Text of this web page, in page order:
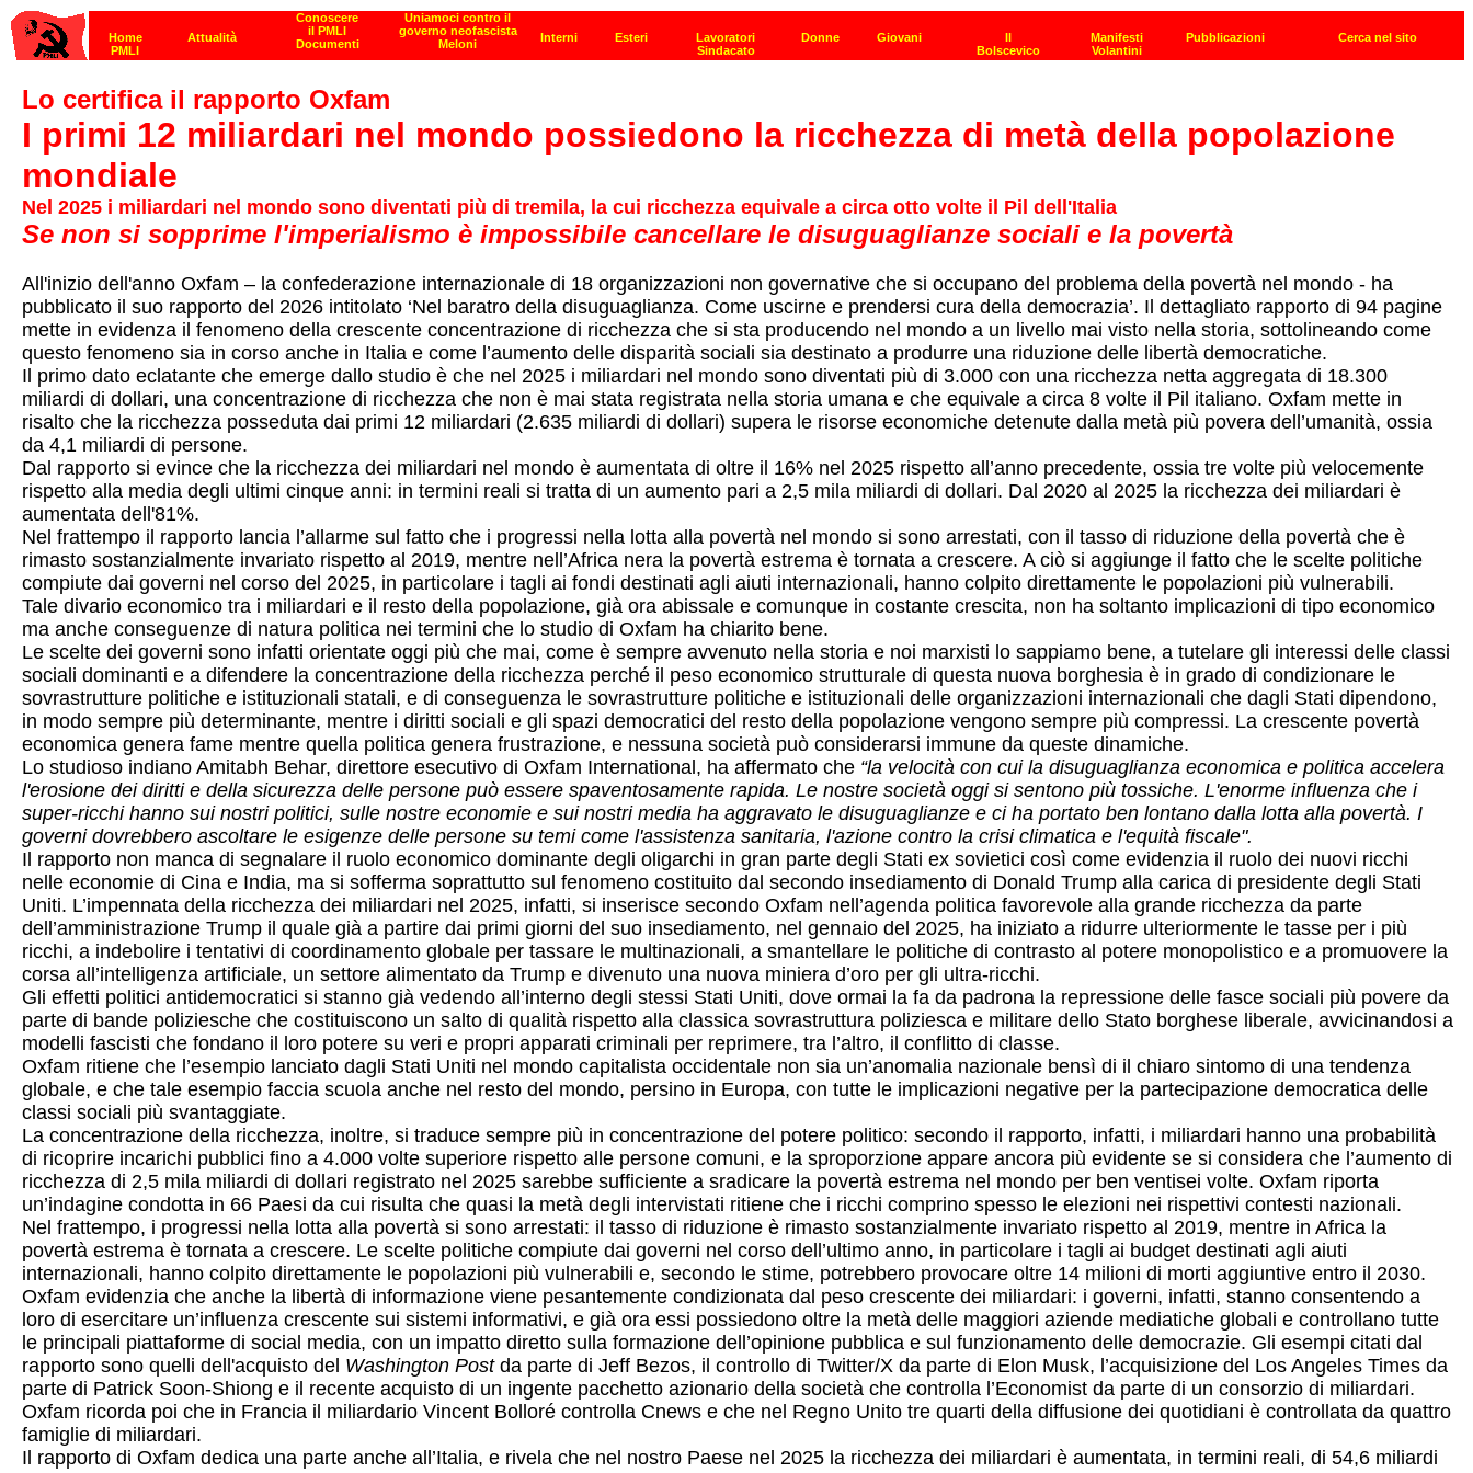
Lo certifica il rapporto Oxfam
I primi 12 miliardari nel mondo possiedono la ricchezza di metà della popolazione
mondiale
Nel 2025 i miliardari nel mondo sono diventati più di tremila, la cui ricchezza equivale a circa otto volte il Pil dell'Italia
Se non si sopprime l'imperialismo è impossibile cancellare le disuguaglianze sociali e la povertà
All'inizio dell'anno Oxfam – la confederazione internazionale di 18 organizzazioni non governative che si occupano del problema della povertà nel mondo - ha
pubblicato il suo rapporto del 2026 intitolato ‘Nel baratro della disuguaglianza. Come uscirne e prendersi cura della democrazia’. Il dettagliato rapporto di 94 pagine
mette in evidenza il fenomeno della crescente concentrazione di ricchezza che si sta producendo nel mondo a un livello mai visto nella storia, sottolineando come
questo fenomeno sia in corso anche in Italia e come l’aumento delle disparità sociali sia destinato a produrre una riduzione delle libertà democratiche.
Il primo dato eclatante che emerge dallo studio è che nel 2025 i miliardari nel mondo sono diventati più di 3.000 con una ricchezza netta aggregata di 18.300
miliardi di dollari, una concentrazione di ricchezza che non è mai stata registrata nella storia umana e che equivale a circa 8 volte il Pil italiano. Oxfam mette in
risalto che la ricchezza posseduta dai primi 12 miliardari (2.635 miliardi di dollari) supera le risorse economiche detenute dalla metà più povera dell’umanità, ossia
da 4,1 miliardi di persone.
Dal rapporto si evince che la ricchezza dei miliardari nel mondo è aumentata di oltre il 16% nel 2025 rispetto all’anno precedente, ossia tre volte più velocemente
rispetto alla media degli ultimi cinque anni: in termini reali si tratta di un aumento pari a 2,5 mila miliardi di dollari. Dal 2020 al 2025 la ricchezza dei miliardari è
aumentata dell'81%.
Nel frattempo il rapporto lancia l’allarme sul fatto che i progressi nella lotta alla povertà nel mondo si sono arrestati, con il tasso di riduzione della povertà che è
rimasto sostanzialmente invariato rispetto al 2019, mentre nell’Africa nera la povertà estrema è tornata a crescere. A ciò si aggiunge il fatto che le scelte politiche
compiute dai governi nel corso del 2025, in particolare i tagli ai fondi destinati agli aiuti internazionali, hanno colpito direttamente le popolazioni più vulnerabili.
Tale divario economico tra i miliardari e il resto della popolazione, già ora abissale e comunque in costante crescita, non ha soltanto implicazioni di tipo economico
ma anche conseguenze di natura politica nei termini che lo studio di Oxfam ha chiarito bene.
Le scelte dei governi sono infatti orientate oggi più che mai, come è sempre avvenuto nella storia e noi marxisti lo sappiamo bene, a tutelare gli interessi delle classi
sociali dominanti e a difendere la concentrazione della ricchezza perché il peso economico strutturale di questa nuova borghesia è in grado di condizionare le
sovrastrutture politiche e istituzionali statali, e di conseguenza le sovrastrutture politiche e istituzionali delle organizzazioni internazionali che dagli Stati dipendono,
in modo sempre più determinante, mentre i diritti sociali e gli spazi democratici del resto della popolazione vengono sempre più compressi. La crescente povertà
economica genera fame mentre quella politica genera frustrazione, e nessuna società può considerarsi immune da queste dinamiche.
Lo studioso indiano Amitabh Behar, direttore esecutivo di Oxfam International, ha affermato che “la velocità con cui la disuguaglianza economica e politica accelera
l'erosione dei diritti e della sicurezza delle persone può essere spaventosamente rapida. Le nostre società oggi si sentono più tossiche. L'enorme influenza che i
super-ricchi hanno sui nostri politici, sulle nostre economie e sui nostri media ha aggravato le disuguaglianze e ci ha portato ben lontano dalla lotta alla povertà. I
governi dovrebbero ascoltare le esigenze delle persone su temi come l'assistenza sanitaria, l'azione contro la crisi climatica e l'equità fiscale".
Il rapporto non manca di segnalare il ruolo economico dominante degli oligarchi in gran parte degli Stati ex sovietici così come evidenzia il ruolo dei nuovi ricchi
nelle economie di Cina e India, ma si sofferma soprattutto sul fenomeno costituito dal secondo insediamento di Donald Trump alla carica di presidente degli Stati
Uniti. L’impennata della ricchezza dei miliardari nel 2025, infatti, si inserisce secondo Oxfam nell’agenda politica favorevole alla grande ricchezza da parte
dell’amministrazione Trump il quale già a partire dai primi giorni del suo insediamento, nel gennaio del 2025, ha iniziato a ridurre ulteriormente le tasse per i più
ricchi, a indebolire i tentativi di coordinamento globale per tassare le multinazionali, a smantellare le politiche di contrasto al potere monopolistico e a promuovere la
corsa all’intelligenza artificiale, un settore alimentato da Trump e divenuto una nuova miniera d’oro per gli ultra-ricchi.
Gli effetti politici antidemocratici si stanno già vedendo all’interno degli stessi Stati Uniti, dove ormai la fa da padrona la repressione delle fasce sociali più povere da
parte di bande poliziesche che costituiscono un salto di qualità rispetto alla classica sovrastruttura poliziesca e militare dello Stato borghese liberale, avvicinandosi a
modelli fascisti che fondano il loro potere su veri e propri apparati criminali per reprimere, tra l’altro, il conflitto di classe.
Oxfam ritiene che l’esempio lanciato dagli Stati Uniti nel mondo capitalista occidentale non sia un’anomalia nazionale bensì di il chiaro sintomo di una tendenza
globale, e che tale esempio faccia scuola anche nel resto del mondo, persino in Europa, con tutte le implicazioni negative per la partecipazione democratica delle
classi sociali più svantaggiate.
La concentrazione della ricchezza, inoltre, si traduce sempre più in concentrazione del potere politico: secondo il rapporto, infatti, i miliardari hanno una probabilità
di ricoprire incarichi pubblici fino a 4.000 volte superiore rispetto alle persone comuni, e la sproporzione appare ancora più evidente se si considera che l’aumento di
ricchezza di 2,5 mila miliardi di dollari registrato nel 2025 sarebbe sufficiente a sradicare la povertà estrema nel mondo per ben ventisei volte. Oxfam riporta
un’indagine condotta in 66 Paesi da cui risulta che quasi la metà degli intervistati ritiene che i ricchi comprino spesso le elezioni nei rispettivi contesti nazionali.
Nel frattempo, i progressi nella lotta alla povertà si sono arrestati: il tasso di riduzione è rimasto sostanzialmente invariato rispetto al 2019, mentre in Africa la
povertà estrema è tornata a crescere. Le scelte politiche compiute dai governi nel corso dell’ultimo anno, in particolare i tagli ai budget destinati agli aiuti
internazionali, hanno colpito direttamente le popolazioni più vulnerabili e, secondo le stime, potrebbero provocare oltre 14 milioni di morti aggiuntive entro il 2030.
Oxfam evidenzia che anche la libertà di informazione viene pesantemente condizionata dal peso crescente dei miliardari: i governi, infatti, stanno consentendo a
loro di esercitare un’influenza crescente sui sistemi informativi, e già ora essi possiedono oltre la metà delle maggiori aziende mediatiche globali e controllano tutte
le principali piattaforme di social media, con un impatto diretto sulla formazione dell’opinione pubblica e sul funzionamento delle democrazie. Gli esempi citati dal
rapporto sono quelli dell'acquisto del Washington Postda parte di Jeff Bezos, il controllo di Twitter/X da parte di Elon Musk, l’acquisizione del Los Angeles Times da
parte di Patrick Soon-Shiong e il recente acquisto di un ingente pacchetto azionario della società che controlla l’Economist da parte di un consorzio di miliardari.
Oxfam ricorda poi che in Francia il miliardario Vincent Bolloré controlla Cnews e che nel Regno Unito tre quarti della diffusione dei quotidiani è controllata da quattro
famiglie di miliardari.
Il rapporto di Oxfam dedica una parte anche all’Italia, e rivela che nel nostro Paese nel 2025 la ricchezza dei miliardari è aumentata, in termini reali, di 54,6 miliardi